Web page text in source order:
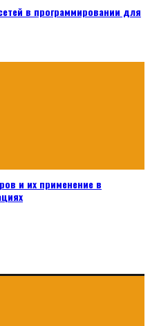
в программировании для
и их применение в